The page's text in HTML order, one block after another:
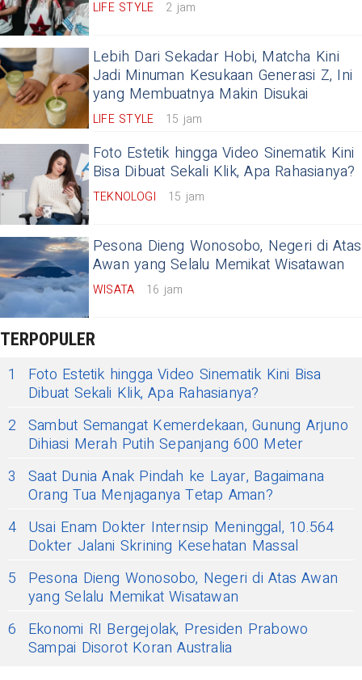
LIFE STYLE 2 jam
Lebih Dari Sekadar Hobi, Matcha Kini
Jadi Minuman Kesukaan Generasi Z, Ini
yang Membuatnya Makin Disukai
LIFE STYLE 15 jam
Foto Estetik hingga Video Sinematik Kini
Bisa Dibuat Sekali Klik, Apa Rahasianya?
TEKNOLOGI 15 jam
Pesona Dieng Wonosobo, Negeri di Atas
Awan yang Selalu Memikat Wisatawan
WISATA 16 jam
TERPOPULER
1
Foto Estetik hingga Video Sinematik Kini Bisa
Dibuat Sekali Klik, Apa Rahasianya?
2 Sambut Semangat Kemerdekaan, Gunung Arjuno
Dihiasi Merah Putih Sepanjang 600 Meter
3
Saat Dunia Anak Pindah ke Layar, Bagaimana
Orang Tua Menjaganya Tetap Aman?
4 Usai Enam Dokter Internsip Meninggal, 10.564
Dokter Jalani Skrining Kesehatan Massal
5
Pesona Dieng Wonosobo, Negeri di Atas Awan
yang Selalu Memikat Wisatawan
6
Ekonomi RI Bergejolak, Presiden Prabowo
Sampai Disorot Koran Australia